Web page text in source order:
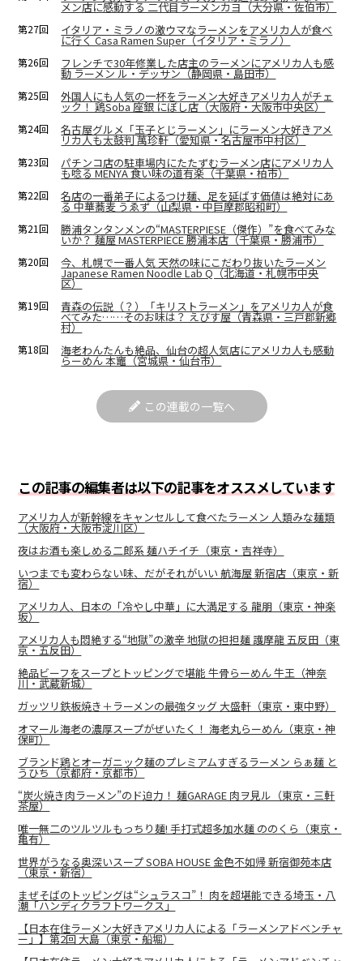
メン店に感動する 二代目ラーメンカヨ（大分県・佐伯市）
第27回 イタリア・ミラノの激ウマなラーメンをアメリカ人が食べ
に行く Casa Ramen Super（イタリア・ミラノ）
第26回 フレンチで30年修業した店主のラーメンにアメリカ人も感
動 ラーメン ル・デッサン（静岡県・島田市）
第25回 外国人にも人気の一杯をラーメン大好きアメリカ人がチェ
ック！ 鶏Soba 座銀 にぼし店（大阪府・大阪市中央区）
第24回 名古屋グルメ「玉子とじラーメン」にラーメン大好きアメ
リカ人も太鼓判 萬珍軒（愛知県・名古屋市中村区）
第23回 パチンコ店の駐車場内にたたずむラーメン店にアメリカ人
も唸る MENYA 食い味の道有楽（千葉県・柏市）
第22回 名店の一番弟子によるつけ麺、足を延ばす価値は絶対にあ
る 中華蕎麦 うゑず（山梨県・中巨摩郡昭和町）
第21回 勝浦タンタンメンの“MASTERPIESE（傑作）”を食べてみな
いか？ 麺屋 MASTERPIECE 勝浦本店（千葉県・勝浦市）
第20回 今、札幌で一番人気 天然の味にこだわり抜いたラーメン
Japanese Ramen Noodle Lab Q（北海道・札幌市中央
区）
第19回 青森の伝説（？）「キリストラーメン」をアメリカ人が食
べてみた……そのお味は？ えびす屋（青森県・三戸郡新郷
村）
第18回 海老わんたんも絶品、仙台の超人気店にアメリカ人も感動
らーめん 本竈（宮城県・仙台市）
この連載の一覧へ
この記事の編集者は以下の記事をオススメしています
アメリカ人が新幹線をキャンセルして食べたラーメン 人類みな麺類
（大阪府・大阪市淀川区）
夜はお酒も楽しめる二郎系 麺ハチイチ（東京・吉祥寺）
いつまでも変わらない味、だがそれがいい 航海屋 新宿店（東京・新
宿）
アメリカ人、日本の「冷やし中華」に大満足する 龍朋（東京・神楽
坂）
アメリカ人も悶絶する“地獄”の激辛 地獄の担担麺 護摩龍 五反田（東
京・五反田）
絶品ビーフをスープとトッピングで堪能 牛骨らーめん 牛王（神奈
川・武蔵新城）
ガッツリ鉄板焼き＋ラーメンの最強タッグ 大盛軒（東京・東中野）
オマール海老の濃厚スープがぜいたく！ 海老丸らーめん（東京・神
保町）
ブランド鶏とオーガニック麺のプレミアムすぎるラーメン らぁ麺 と
うひち（京都府・京都市）
“炭火焼き肉ラーメン”のド迫力！ 麺GARAGE 肉ヲ見ル（東京・三軒
茶屋）
唯一無二のツルツルもっちり麺! 手打式超多加水麺 ののくら（東京・
亀有）
世界がうなる奥深いスープ SOBA HOUSE 金色不如帰 新宿御苑本店
（東京・新宿）
まぜそばのトッピングは“シュラスコ”！ 肉を超堪能できる埼玉・八
潮「ハンディクラフトワークス」
【日本在住ラーメン大好きアメリカ人による「ラーメンアドベンチャ
ー」】第2回 大島（東京・船堀）